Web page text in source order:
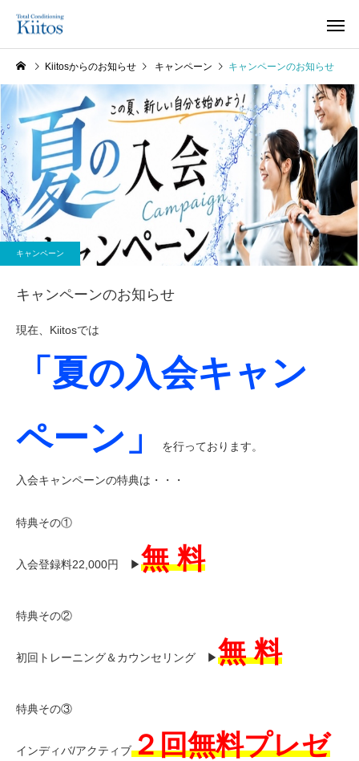
Kiitosからのお知らせ キャンペーン キャンペーンのお知らせ
キャンペーン
キャンペーンのお知らせ
現在、Kiitosでは
「夏の入会キャン
ペーン」
を行っております。
入会キャンペーンの特典は・・・
特典その①
入会登録料22,000円 ▶︎無 料
特典その②
初回トレーニング＆カウンセリング ▶︎無 料
特典その③
インディバ/アクティブ２回無料プレゼ